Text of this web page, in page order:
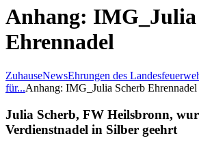
Anhang: IMG_Julia
Ehrennadel
ZuhauseNewsEhrungen des
für...Anhang: IMG_Julia Scherb Ehrennadel
Julia Scherb, FW Heilsbronn,
Verdienstnadel in Silber geehrt